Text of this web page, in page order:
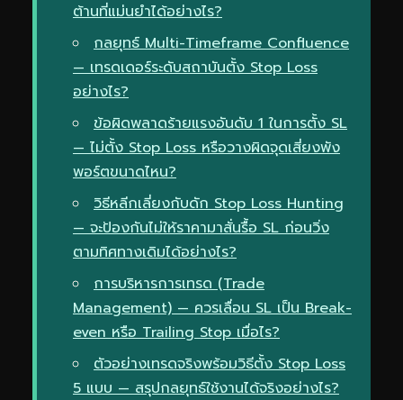
ต้านที่แม่นยำได้อย่างไร?
กลยุทธ์ Multi-Timeframe Confluence
— เทรดเดอร์ระดับสถาบันตั้ง Stop Loss
อย่างไร?
ข้อผิดพลาดร้ายแรงอันดับ 1 ในการตั้ง SL
— ไม่ตั้ง Stop Loss หรือวางผิดจุดเสี่ยงพัง
พอร์ตขนาดไหน?
วิธีหลีกเลี่ยงกับดัก Stop Loss Hunting
— จะป้องกันไม่ให้ราคามาสั่นรื้อ SL ก่อนวิ่ง
ตามทิศทางเดิมได้อย่างไร?
การบริหารการเทรด (Trade
Management) — ควรเลื่อน SL เป็น Break-
even หรือ Trailing Stop เมื่อไร?
ตัวอย่างเทรดจริงพร้อมวิธีตั้ง Stop Loss
5 แบบ — สรุปกลยุทธ์ใช้งานได้จริงอย่างไร?